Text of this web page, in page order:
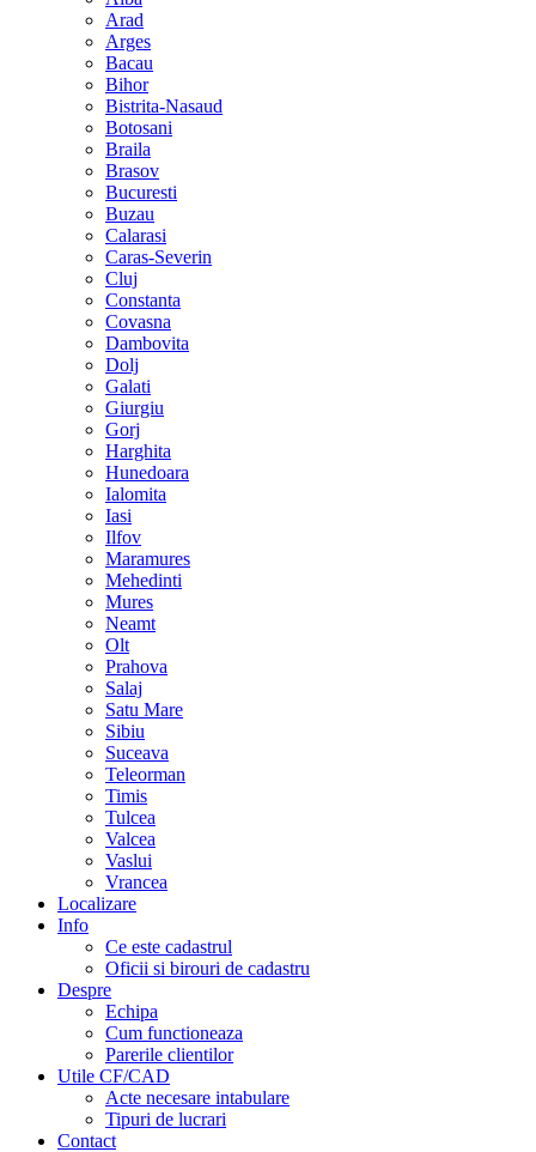
Arad
Arges
Bacau
Bihor
Bistrita-Nasaud
Botosani
Braila
Brasov
Bucuresti
Buzau
Calarasi
Caras-Severin
Cluj
Constanta
Covasna
Dambovita
Dolj
Galati
Giurgiu
Gorj
Harghita
Hunedoara
Ialomita
Iasi
Ilfov
Maramures
Mehedinti
Mures
Neamt
Olt
Prahova
Salaj
Satu Mare
Sibiu
Suceava
Teleorman
Timis
Tulcea
Valcea
Vaslui
Vrancea
Localizare
Info
Ce este cadastrul
Oficii si birouri de cadastru
Despre
Echipa
Cum functioneaza
Parerile clientilor
Utile CF/CAD
Acte necesare intabulare
Tipuri de lucrari
Contact